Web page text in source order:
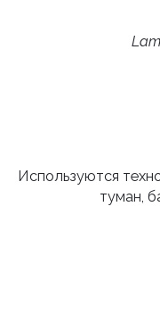
Используются
туман,